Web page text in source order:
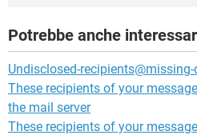
Potrebbe anche
Undisclosed-
These recipients of your
the mail server
These recipients of your